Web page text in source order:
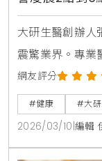
大研生醫創辦人
震驚業界。專業
時刻，心因性猝
本文解析睡夢中
血管疾病與維持
網友評分
#健康 #大
2026/03/10 編輯